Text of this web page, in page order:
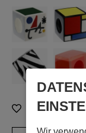
Zur Merkliste